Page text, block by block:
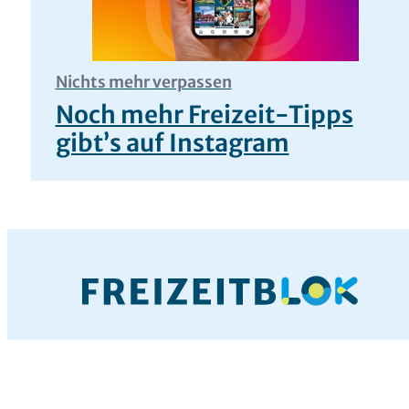
Nichts mehr verpassen
Noch mehr Freizeit-Tipps
gibt’s auf Instagram